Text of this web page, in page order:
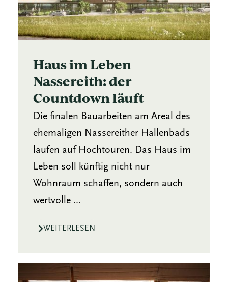
Haus im Leben
Nassereith: der
Countdown läuft
Die finalen Bauarbeiten am Areal des
ehemaligen Nassereither Hallenbads
laufen auf Hochtouren. Das Haus im
Leben soll künftig nicht nur
Wohnraum schaffen, sondern auch
wertvolle ...
WEITERLESEN